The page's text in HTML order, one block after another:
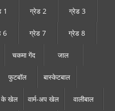
1 ग्रेड 2 ग्रेड 3
6 ग्रेड 7 ग्रेड 8
चकमा गेंद जाल
फुटबॉल बास्केटबाल
के खेल वार्म-अप खेल वालीबाल